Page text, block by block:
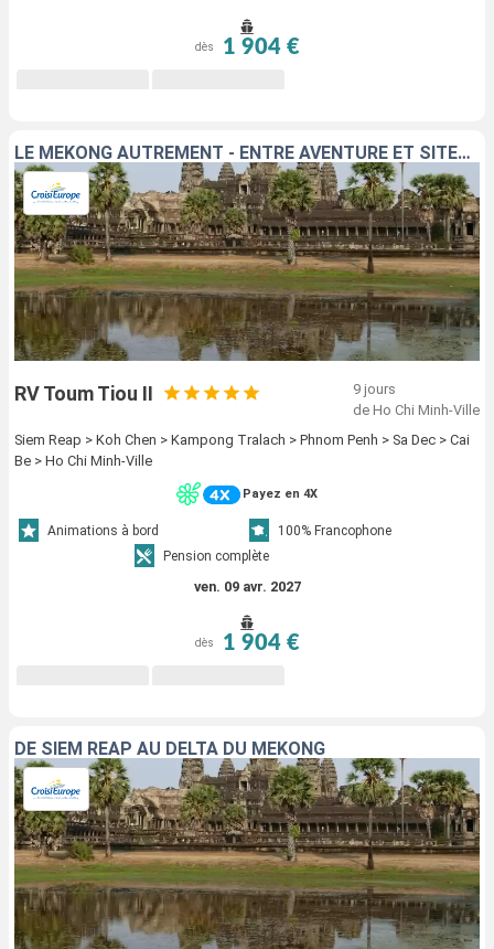
dès 1 904 €
LE MÉKONG AUTREMENT - ENTRE AVENTURE ET SITES INCONTOURNABLES
RV Toum Tiou II
9 jours
de Ho Chi Minh-Ville
Siem Reap > Koh Chen > Kampong Tralach > Phnom Penh > Sa Dec > Cai
Be > Ho Chi Minh-Ville
Payez en 4X
Animations à bord
100% Francophone
Pension complète
ven. 09 avr. 2027
dès 1 904 €
DE SIEM REAP AU DELTA DU MÉKONG